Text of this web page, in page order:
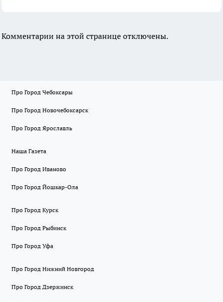
Комментарии на этой странице отключены.
Про Город Чебоксары
Про Город Новочебоксарск
Про Город Ярославль
Наша Газета
Про Город Иваново
Про Город Йошкар-Ола
Про Город Курск
Про Город Рыбинск
Про Город Уфа
Про Город Нижний Новгород
Про Город Дзержинск